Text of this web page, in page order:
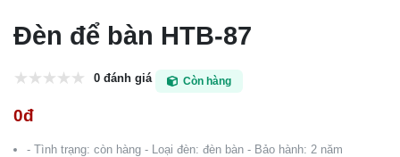
Đèn để bàn HTB-87
0 đánh giá Còn hàng
0đ
- Tình trạng: còn hàng - Loại đèn: đèn bàn - Bảo hành: 2 năm